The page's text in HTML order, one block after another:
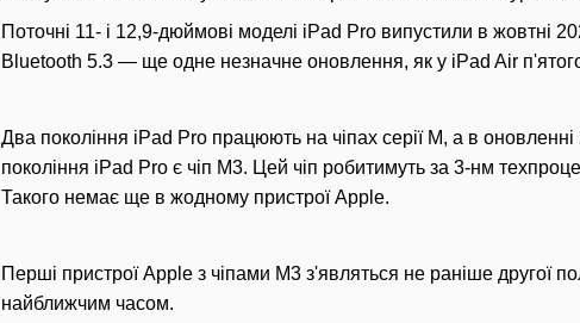
Поточні 11- і 12,9-дюймові моделі iPad Pro випустили в жовтні
Bluetooth 5.3 — ще одне незначне оновлення, як у iPad Air
Два покоління iPad Pro працюють на чіпах серії M, а в
покоління iPad Pro є чіп M3. Цей чіп робитимуть за 3-нм
Такого немає ще в жодному пристрої Apple.
Перші пристрої Apple з чіпами M3 з'являться не раніше
найближчим часом.